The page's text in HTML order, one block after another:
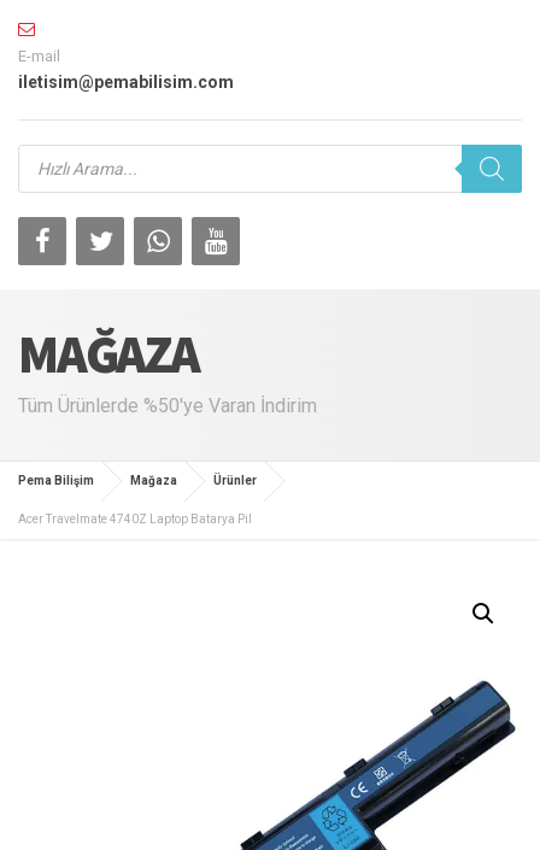
E-mail
iletisim@pemabilisim.com
Products
search
MAĞAZA
Tüm Ürünlerde %50'ye Varan İndirim
Pema Bilişim Mağaza Ürünler
Acer Travelmate 4740Z Laptop Batarya Pil